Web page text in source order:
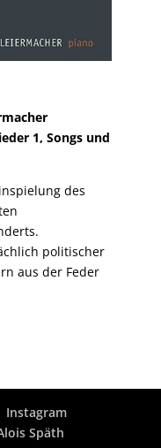
1, Songs und
des
politischer
aus der Feder
Instagram
Späth